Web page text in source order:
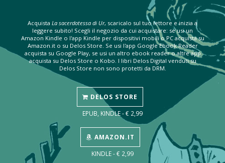
Acquista La sacerdotessa di Ur, scaricalo sul tuo lettore e inizia a
leggere subito! Scegli il negozio da cui acquistare: se usi un
Amazon Kindle o l'app Kindle per dispositivi mobili o PC acquista su
Amazon.it o su Delos Store. Se usi l'app Google Ebook Reader
acquista su Google Play, se usi un altro ebook reader o altre app
acquista su Delos Store o Kobo. I libri Delos Digital venduti su
Delos Store non sono protetti da DRM.
DELOS STORE
EPUB, KINDLE - € 2,99
AMAZON.IT
KINDLE - € 2,99